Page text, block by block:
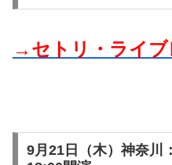
→セトリ・ライブ
9月21日（木）神奈